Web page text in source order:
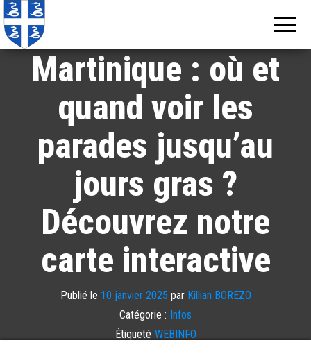
Carnaval 2025 en
Martinique : où et
quand voir les
parades jusqu’au
jours gras ?
Découvrez notre
carte interactive
Publié le 10 janvier 2025 par Killian BOREZO
Catégorie : Infos
Étiqueté WEBINFO